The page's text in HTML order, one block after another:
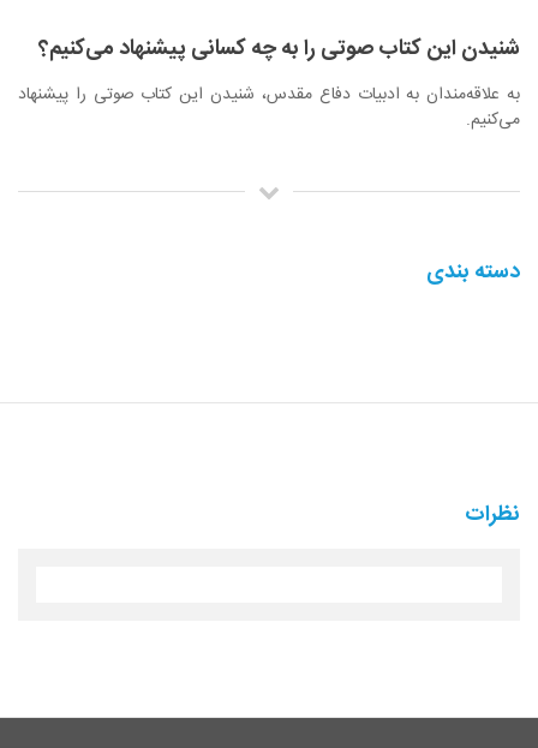
شنیدن این کتاب صوتی را به چه کسانی پیشنهاد می‌کنیم؟
به علاقه‌مندان به ادبیات دفاع مقدس، شنیدن این کتاب صوتی را پیشنهاد
می‌کنیم.
دسته بندی
نظرات